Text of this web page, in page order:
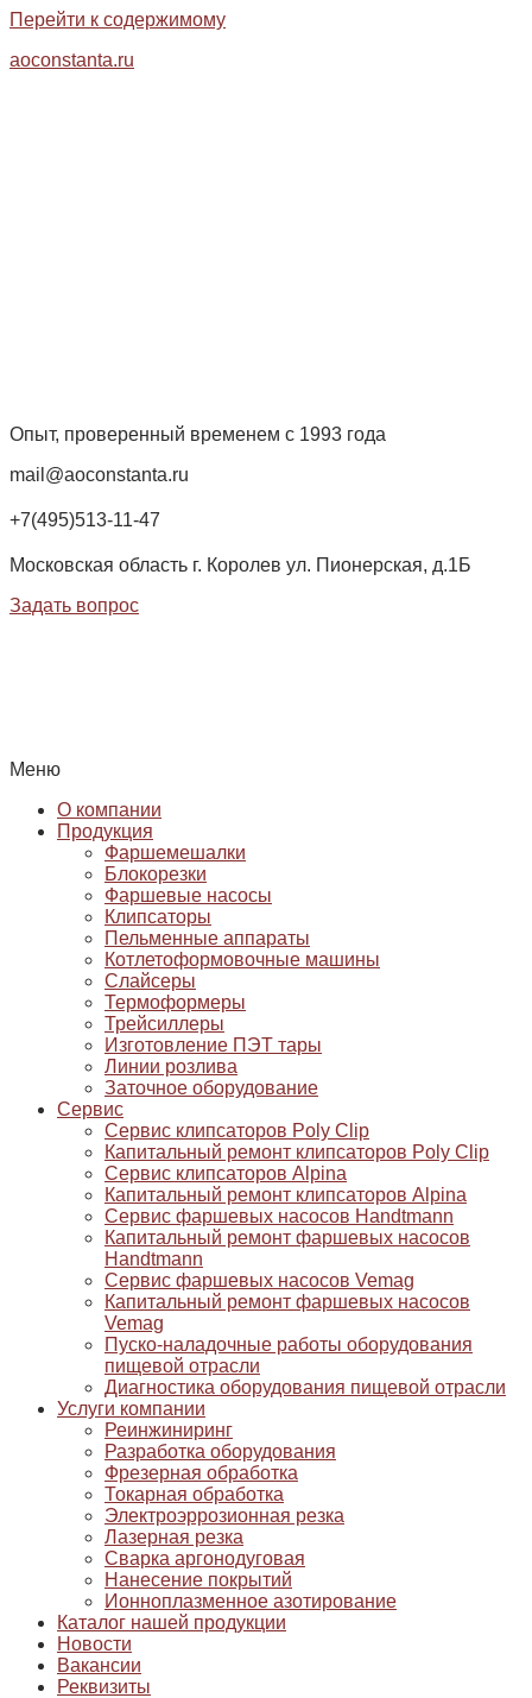
Перейти к содержимому
aoconstanta.ru
Опыт, проверенный временем с 1993 года
mail@aoconstanta.ru
+7(495)513-11-47
Московская область г. Королев ул. Пионерская, д.1Б
Задать вопрос
Меню
О компании
Продукция
Фаршемешалки
Блокорезки
Фаршевые насосы
Клипсаторы
Пельменные аппараты
Котлетоформовочные машины
Слайсеры
Термоформеры
Трейсиллеры
Изготовление ПЭТ тары
Линии розлива
Заточное оборудование
Сервис
Сервис клипсаторов Poly Clip
Капитальный ремонт клипсаторов Poly Clip
Сервис клипсаторов Alpina
Капитальный ремонт клипсаторов Alpina
Сервис фаршевых насосов Handtmann
Капитальный ремонт фаршевых насосов
Handtmann
Сервис фаршевых насосов Vemag
Капитальный ремонт фаршевых насосов
Vemag
Пуско-наладочные работы оборудования
пищевой отрасли
Диагностика оборудования пищевой отрасли
Услуги компании
Реинжиниринг
Разработка оборудования
Фрезерная обработка
Токарная обработка
Электроэррозионная резка
Лазерная резка
Сварка аргонодуговая
Нанесение покрытий
Ионноплазменное азотирование
Каталог нашей продукции
Новости
Вакансии
Реквизиты